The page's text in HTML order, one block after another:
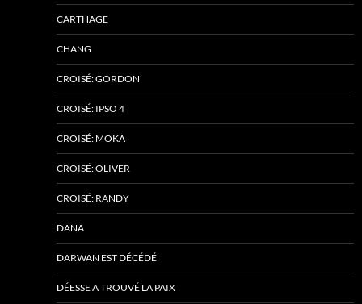
CARTHAGE
CHANG
CROISÉ: GORDON
CROISÉ: IPSO 4
CROISÉ: MOKA
CROISÉ: OLIVER
CROISÉ: RANDY
DANA
DARWAN EST DÉCÉDÉ
DÉESSE A TROUVÉ LA PAIX